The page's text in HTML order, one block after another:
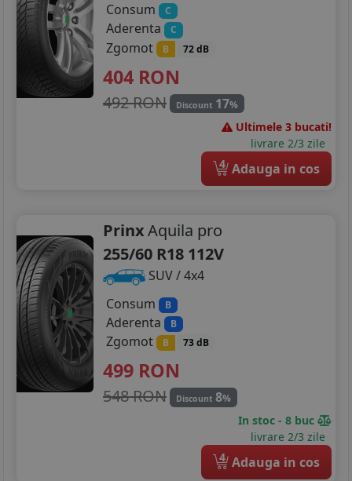
Consum
C
Aderenta C
Zgomot B 72 dB
404 RON
492 RON Discount 17%
Ultimele 3 bucati!
livrare 2/3 zile
4 Adauga in cos
PrinxAquila pro
255/60 R18 112V
SUV / 4x4
Consum
B
Aderenta B
Zgomot B 73 dB
499 RON
548 RON Discount 8%
In stoc - 8 buc
livrare 2/3 zile
4 Adauga in cos